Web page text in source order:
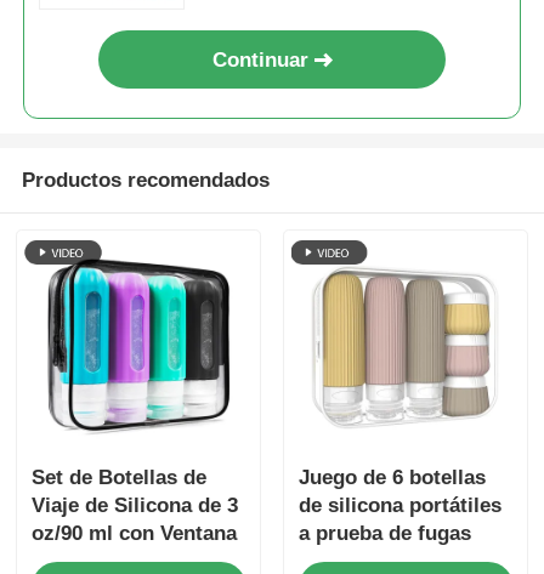
Continuar
Productos recomendados
Set de Botellas de
Viaje de Silicona de 3
oz/90 ml con Ventana
Transparente
Juego de 6 botellas
de silicona portátiles
a prueba de fugas
con aprobación de la